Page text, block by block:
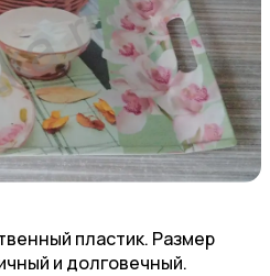
пластик. Размер
и долговечный.